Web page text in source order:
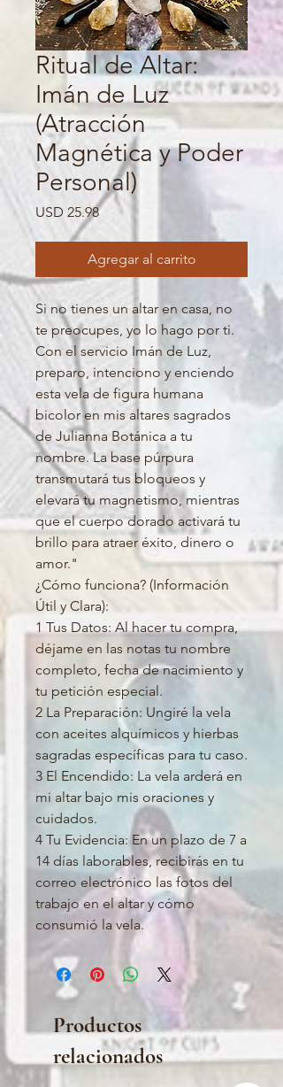
Ritual de Altar:
Imán de Luz
(Atracción
Magnética y Poder
Personal)
USD 25.98Precio
Agregar al carrito
Si no tienes un altar en casa, no
te preocupes, yo lo hago por ti.
Con el servicio Imán de Luz,
preparo, intenciono y enciendo
esta vela de figura humana
bicolor en mis altares sagrados
de Julianna Botánica a tu
nombre. La base púrpura
transmutará tus bloqueos y
elevará tu magnetismo, mientras
que el cuerpo dorado activará tu
brillo para atraer éxito, dinero o
amor."
¿Cómo funciona? (Información
Útil y Clara):
1 Tus Datos: Al hacer tu compra,
déjame en las notas tu nombre
completo, fecha de nacimiento y
tu petición especial.
2 La Preparación: Ungiré la vela
con aceites alquímicos y hierbas
sagradas específicas para tu caso.
3 El Encendido: La vela arderá en
mi altar bajo mis oraciones y
cuidados.
4 Tu Evidencia: En un plazo de 7 a
14 días laborables, recibirás en tu
correo electrónico las fotos del
trabajo en el altar y cómo
consumió la vela.
Productos
relacionados